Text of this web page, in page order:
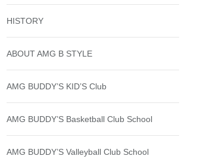
HISTORY
ABOUT AMG B STYLE
AMG BUDDY’S KID’S Club
AMG BUDDY’S Basketball Club School
AMG BUDDY’S Valleyball Club School